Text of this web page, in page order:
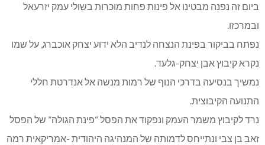
ביום זה נפנה מבטינו אל פינות פחות מוכרות בשולי עמק יזרעאל
ובמרכזו.
נפתח בביקור בפינת הנצחה לנדיב הלא ידוע יצחק אוכברג, על שמו
נקרא קיבוץ אבן יצחק-גלעד.
נמשיך בנסיעה בדרכי הנוף של רמות מנשה אל אנדרטת חללי
התנועה הקיבוצית.
נרד לקיבוץ משמר העמק ונפקוד את הפסל “פינת הגולה” של הפסל
זאב בן צבי ונתייחס לדמותה של המנהיגה היהודית -אמריקאית רמה